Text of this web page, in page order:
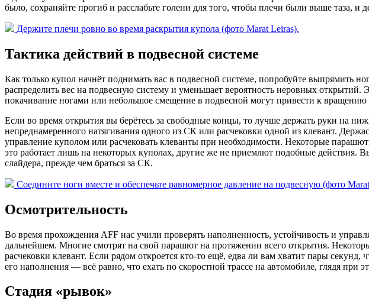
было, сохраняйте прогиб и расслабьте голени для того, чтобы плечи были выше таза, и
Держите плечи ровно во время раскрытия купола (фото Marat Leiras).
Тактика действий в подвесной системе
Как только купол начнёт поднимать вас в подвесной системе, попробуйте выпрямить
распределить вес на подвесную систему и уменьшает вероятность неровных
покачивание ногами или небольшое смещение в подвесной могут привести к
Если во время открытия вы берётесь за свободные концы, то лучше держать руки на
непреднамеренного натягивания одного из СК или расчековки одной из клевант.
управление куполом или расчековать клеванты при необходимости. Некоторые
это работает лишь на некоторых куполах, другие же не приемлют подобные действия.
слайдера, прежде чем браться за СК.
Соедините ноги вместе и обеспечьте равномерное давление на подвесную (фото
Осмотрительность
Во время прохождения AFF нас учили проверять наполненность, устойчивость и
дальнейшем. Многие смотрят на свой парашют на протяжении всего открытия.
расчековки клевант. Если рядом откроется кто-то ещё, едва ли вам хватит пары
его наполнения — всё равно, что ехать по скоростной трассе на автомобиле, глядя при
Стадия «рывок»